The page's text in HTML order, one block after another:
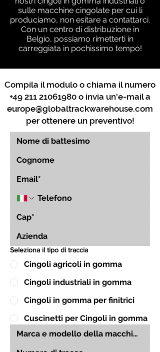
sulle macchine cingolate per cui li
produciamo, non esitare a contattarci.
Con un centro di distribuzione in
Belgio, possiamo rimetterti in
carreggiata in pochissimo tempo!
Compila il modulo o chiama il numero
+49 211 21061980 o invia un'e-mail a
europe@globaltrackwarehouse.com
per ottenere un preventivo!
Seleziona il tipo di traccia
Cingoli agricoli in gomma
Cingoli industriali in gomma
Cingoli in gomma per finitrici
Cuscinetti per Cingoli in gomma